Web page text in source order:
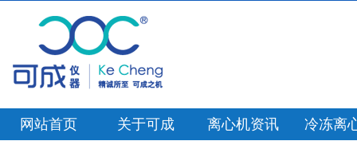
网站首页 关于可成 离心机资讯 冷冻离